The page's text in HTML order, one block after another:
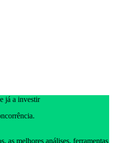
já a investir
as melhores análises, ferramentas